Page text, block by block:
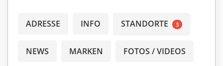
ADRESSE INFO STANDORTE 3
NEWS MARKEN FOTOS / VIDEOS